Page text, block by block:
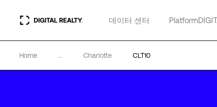
데이터 센터
Home ... Charlotte CLT10